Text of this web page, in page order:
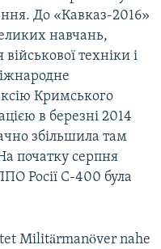
До «Кавказ-2016»
навчань,
техніки і
Кримського
в березні 2014
збільшила там
початку серпня
Росії С-400 була
Militärmanöver nahe